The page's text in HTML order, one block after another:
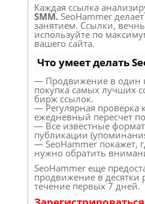
Каждая ссылка
SMM.SeoHammer
занятием. Ссылки,
используйте по
вашего сайта.
Что умеет делать
— Продвижение в один
покупка самых лучших
бирж ссылок.
— Регулярная проверка
ежедневный пересчет
— Все известные
публикации
— SeoHammer покажет,
нужно обратить
SeoHammer еще
продвижение в десятки
течение первых 7 дней.